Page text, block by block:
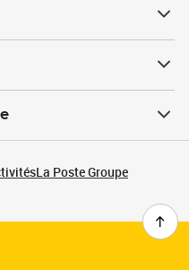
La Poste Groupe